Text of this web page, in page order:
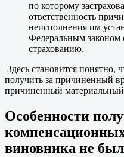
по которому
ответственность
неисполнения им
Федеральным законом
страхованию.
Здесь становится
получить за причиненный
причиненный
Особенности
виновника не